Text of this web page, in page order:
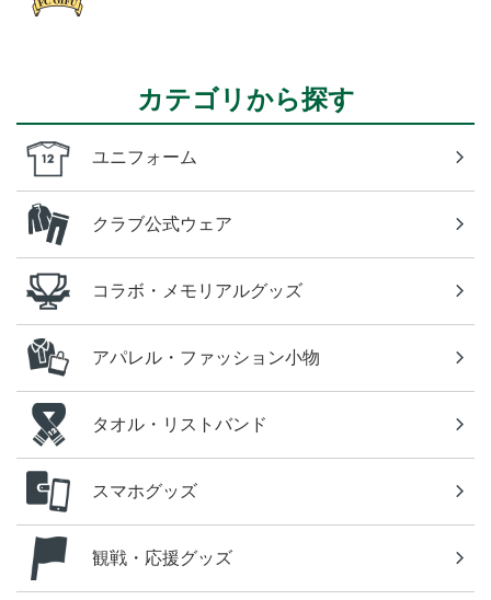
カテゴリから探す
ユニフォーム
クラブ公式ウェア
コラボ・メモリアルグッズ
アパレル・ファッション小物
タオル・リストバンド
スマホグッズ
観戦・応援グッズ